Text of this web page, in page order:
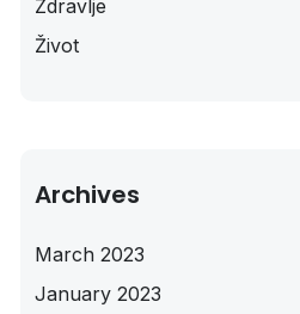
Zdravlje
Život
Archives
March 2023
January 2023